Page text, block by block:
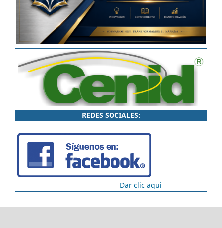
REDES SOCIALES:
Dar clic aqui